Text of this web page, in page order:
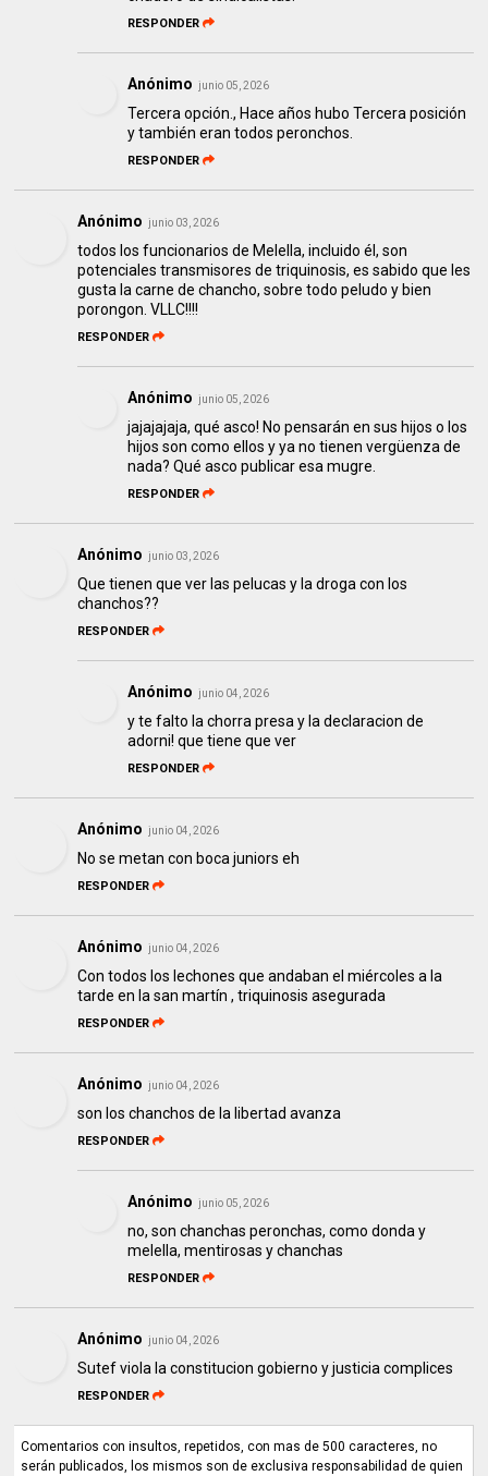
RESPONDER
Anónimo junio 05, 2026
Tercera opción., Hace años hubo Tercera posición
y también eran todos peronchos.
RESPONDER
Anónimo junio 03, 2026
todos los funcionarios de Melella, incluido él, son
potenciales transmisores de triquinosis, es sabido que les
gusta la carne de chancho, sobre todo peludo y bien
porongon. VLLC!!!!
RESPONDER
Anónimo junio 05, 2026
jajajajaja, qué asco! No pensarán en sus hijos o los
hijos son como ellos y ya no tienen vergüenza de
nada? Qué asco publicar esa mugre.
RESPONDER
Anónimo junio 03, 2026
Que tienen que ver las pelucas y la droga con los
chanchos??
RESPONDER
Anónimo junio 04, 2026
y te falto la chorra presa y la declaracion de
adorni! que tiene que ver
RESPONDER
Anónimo junio 04, 2026
No se metan con boca juniors eh
RESPONDER
Anónimo junio 04, 2026
Con todos los lechones que andaban el miércoles a la
tarde en la san martín , triquinosis asegurada
RESPONDER
Anónimo junio 04, 2026
son los chanchos de la libertad avanza
RESPONDER
Anónimo junio 05, 2026
no, son chanchas peronchas, como donda y
melella, mentirosas y chanchas
RESPONDER
Anónimo junio 04, 2026
Sutef viola la constitucion gobierno y justicia complices
RESPONDER
Comentarios con insultos, repetidos, con mas de 500 caracteres, no
serán publicados, los mismos son de exclusiva responsabilidad de quien